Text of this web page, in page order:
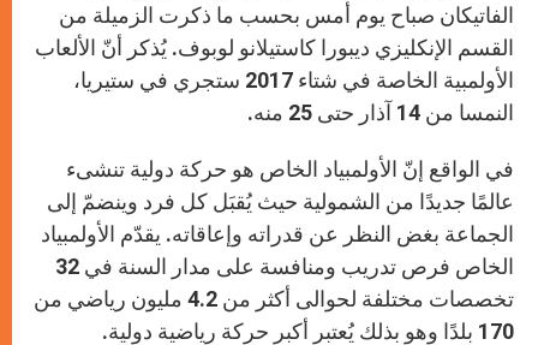
الفاتيكان صباح يوم أمس بحسب ما ذكرت الزميلة من
القسم الإنكليزي ديبورا كاستيلانو لوبوف. يُذكر أنّ الألعاب
الأولمبية الخاصة في شتاء 2017 ستجري في ستيريا،
النمسا من 14 آذار حتى 25 منه.
في الواقع إنّ الأولمبياد الخاص هو حركة دولية تنشىء
عالمًا جديدًا من الشمولية حيث يُقبَل كل فرد وينضمّ إلى
الجماعة بغض النظر عن قدراته وإعاقاته. يقدّم الأولمبياد
الخاص فرص تدريب ومنافسة على مدار السنة في 32
تخصصات مختلفة لحوالى أكثر من 4.2 مليون رياضي من
170 بلدًا وهو بذلك يُعتبر أكبر حركة رياضية دولية.